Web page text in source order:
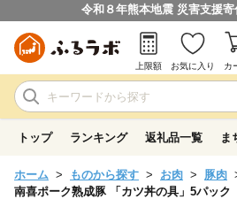
令和８年熊本地震 災害支援
上限額 お気に入り カ
トップ ランキング 返礼品一覧 ま
ホーム ものから探す お肉
豚肉
南喜ポーク熟成豚 「カツ丼の具」5パック